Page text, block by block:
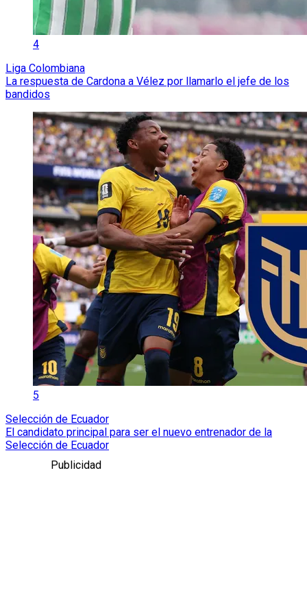
4
Liga Colombiana
La respuesta de Cardona a Vélez por llamarlo el jefe de los
bandidos
5
Selección de Ecuador
El candidato principal para ser el nuevo entrenador de la
Selección de Ecuador
Publicidad